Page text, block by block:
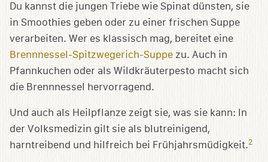
Du kannst die jungen Triebe wie Spinat dünsten, sie
in Smoothies geben oder zu einer frischen Suppe
verarbeiten. Wer es klassisch mag, bereitet eine
Brennnessel-Spitzwegerich-Suppe zu. Auch in
Pfannkuchen oder als Wildkräuterpesto macht sich
die Brennnessel hervorragend.
Und auch als Heilpflanze zeigt sie, was sie kann: In
der Volksmedizin gilt sie als blutreinigend,
harntreibend und hilfreich bei Frühjahrsmüdigkeit.2